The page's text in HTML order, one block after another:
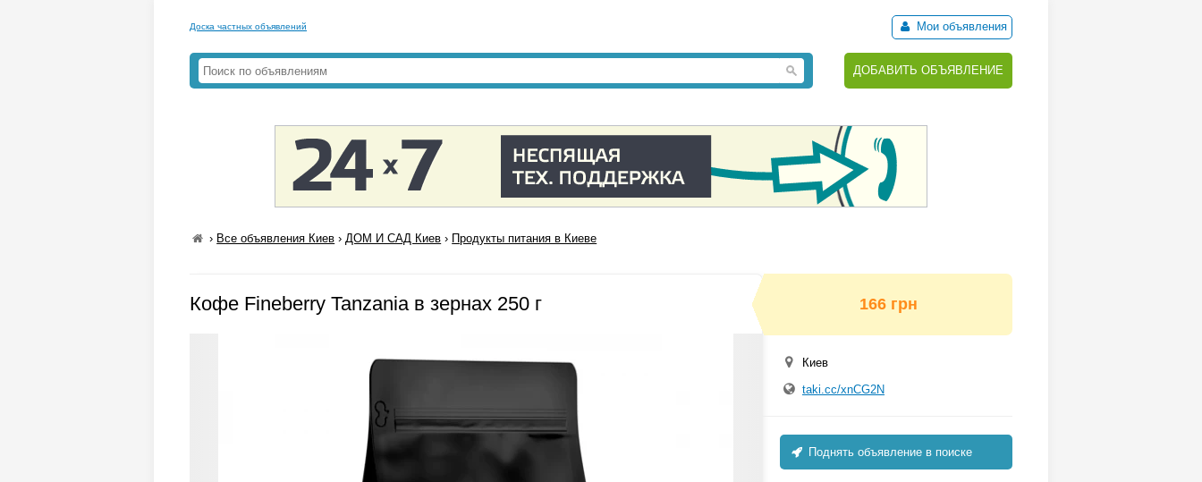
Доска частных объявлений Мои объявления
ДОБАВИТЬ ОБЪЯВЛЕНИЕ
› Все объявления Киев ›ДОМ И САД Киев › Продукты питания в Киеве
Кофе Fineberry Tanzania в зернах 250 г 166 грн
Киев
taki.cc/xnCG2N
Поднять объявление в поиске